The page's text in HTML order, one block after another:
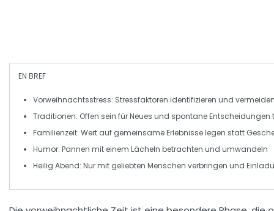
EN BREF
Vorweihnachtsstress: Stressfaktoren identifizieren und
Traditionen: Offen sein für Neues und spontane Entscheidungen
Familienzeit: Wert auf gemeinsame Erlebnisselegen statt
Humor: Pannen mit einem Lächeln betrachten und umwandeln
Heilig Abend: Nur mit geliebten Menschen verbringen und